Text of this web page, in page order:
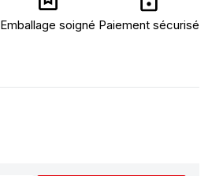
Emballage soigné Paiement sécurisé